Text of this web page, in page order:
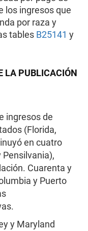
los ingresos que
por raza y
tables B25141 y
LA PUBLICACIÓN
ingresos de
(Florida,
en cuatro
Pensilvania),
Cuarenta y
y Puerto
y Maryland